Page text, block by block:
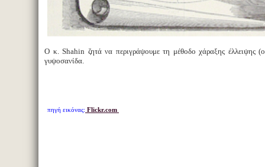
Ο κ. Shahin ζητά να περιγράψουμε τη μέθοδο χάραξης έλλειψης
γυψοσανίδα.
πηγή εικόνας: Flickr.com